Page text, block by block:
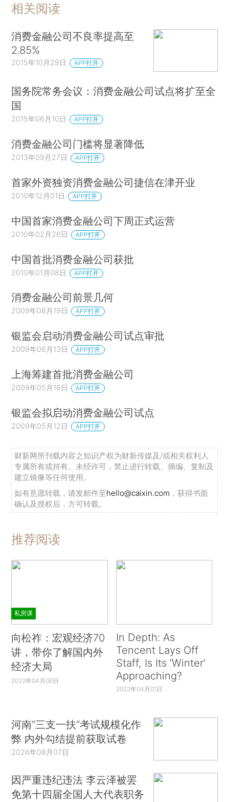
相关阅读
消费金融公司不良率提高至
2.85%
2015年10月29日 APP打开
国务院常务会议：消费金融公司试点将扩至全
国
2015年06月10日 APP打开
消费金融公司门槛将显著降低
2013年09月27日 APP打开
首家外资独资消费金融公司捷信在津开业
2010年12月01日 APP打开
中国首家消费金融公司下周正式运营
2010年02月26日 APP打开
中国首批消费金融公司获批
2010年01月08日 APP打开
消费金融公司前景几何
2009年08月19日 APP打开
银监会启动消费金融公司试点审批
2009年08月13日 APP打开
上海筹建首批消费金融公司
2009年05月16日 APP打开
银监会拟启动消费金融公司试点
2009年05月12日 APP打开
财新网所刊载内容之知识产权为财新传媒及/或相关权利人
专属所有或持有。未经许可，禁止进行转载、摘编、复制及
建立镜像等任何使用。
如有意愿转载，请发邮件至hello@caixin.com ，获得书面
确认及授权后，方可转载。
推荐阅读
私房课
向松祚：宏观经济70
讲，带你了解国内外
经济大局
2022年04月06日
In Depth: As
Tencent Lays Off
Staff, Is Its ‘Winter’
Approaching?
2022年04月01日
河南“三支一扶”考试规模化作
弊 内外勾结提前获取试卷
2026年08月07日
因严重违纪违法 李云泽被罢
免第十四届全国人大代表职务